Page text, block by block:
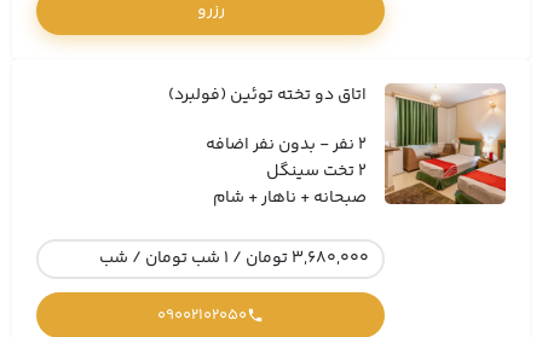
رزرو
اتاق دو تخته توئین (فولبرد)
2 نفر - بدون نفر اضافه
2 تخت سینگل
صبحانه + ناهار + شام
3,680,000 تومان / 1 شب تومان / شب
09002102050